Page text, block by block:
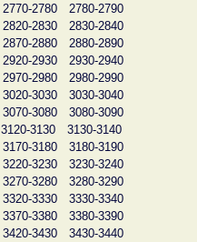
2770-2780
2780-2790
2820-2830
2830-2840
2870-2880
2880-2890
2920-2930
2930-2940
2970-2980
2980-2990
3020-3030
3030-3040
3070-3080
3080-3090
3120-3130
3130-3140
3170-3180
3180-3190
3220-3230
3230-3240
3270-3280
3280-3290
3320-3330
3330-3340
3370-3380
3380-3390
3420-3430
3430-3440